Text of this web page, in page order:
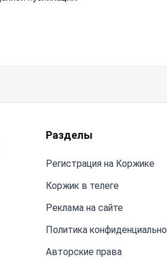
Разделы
Регистрация на Коржике
Коржик в телеге
Реклама на сайте
Политика
Авторские права